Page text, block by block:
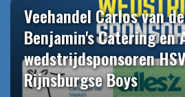
Veehandel Carlos van
Benjamin's Catering en
wedstrijdsponsoren
Rijnsburgse Boys